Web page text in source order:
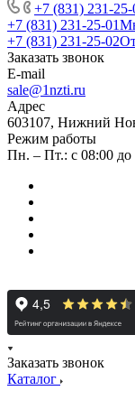
+7 (831) 231-25-
+7 (831) 231-25-01
+7 (831) 231-25-02
Заказать звонок
E-mail
sale@1nzti.ru
Адрес
603107, Нижний
Режим работы
Пн. – Пт.: с 08:00 до
Заказать звонок
Каталог